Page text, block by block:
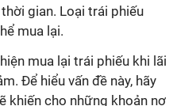
gian. Loại trái phiếu
mua lại.
mua lại trái phiếu khi lãi
Để hiểu vấn đề này, hãy
khiến cho những khoản nợ